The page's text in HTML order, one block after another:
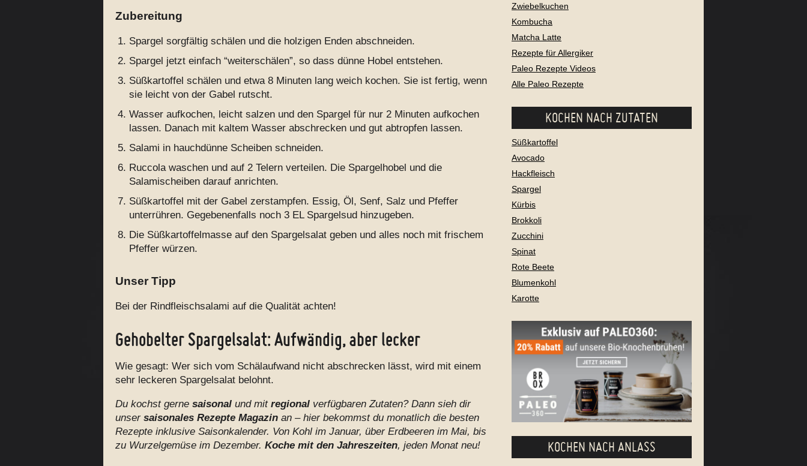
Zubereitung
Spargel sorgfältig schälen und die holzigen Enden abschneiden.
Spargel jetzt einfach “weiterschälen”, so dass dünne Hobel entstehen.
Süßkartoffel schälen und etwa 8 Minuten lang weich kochen. Sie ist fertig, wenn
sie leicht von der Gabel rutscht.
Wasser aufkochen, leicht salzen und den Spargel für nur 2 Minuten aufkochen
lassen. Danach mit kaltem Wasser abschrecken und gut abtropfen lassen.
Salami in hauchdünne Scheiben schneiden.
Ruccola waschen und auf 2 Telern verteilen. Die Spargelhobel und die
Salamischeiben darauf anrichten.
Süßkartoffel mit der Gabel zerstampfen. Essig, Öl, Senf, Salz und Pfeffer
unterrühren. Gegebenenfalls noch 3 EL Spargelsud hinzugeben.
Die Süßkartoffelmasse auf den Spargelsalat geben und alles noch mit frischem
Pfeffer würzen.
Unser Tipp
Bei der Rindfleischsalami auf die Qualität achten!
Gehobelter Spargelsalat: Aufwändig, aber lecker
Wie gesagt: Wer sich vom Schälaufwand nicht abschrecken lässt, wird mit einem
sehr leckeren Spargelsalat belohnt.
Du kochst gerne saisonal und mit regional verfügbaren Zutaten? Dann sieh dir
unser saisonales Rezepte Magazin an – hier bekommst du monatlich die besten
Rezepte inklusive Saisonkalender. Von Kohl im Januar, über Erdbeeren im Mai, bis
zu Wurzelgemüse im Dezember. Koche mit den Jahreszeiten, jeden Monat neu!
Zwiebelkuchen
Kombucha
Matcha Latte
Rezepte für Allergiker
Paleo Rezepte Videos
Alle Paleo Rezepte
KOCHEN NACH ZUTATEN
Süßkartoffel
Avocado
Hackfleisch
Spargel
Kürbis
Brokkoli
Zucchini
Spinat
Rote Beete
Blumenkohl
Karotte
KOCHEN NACH ANLASS